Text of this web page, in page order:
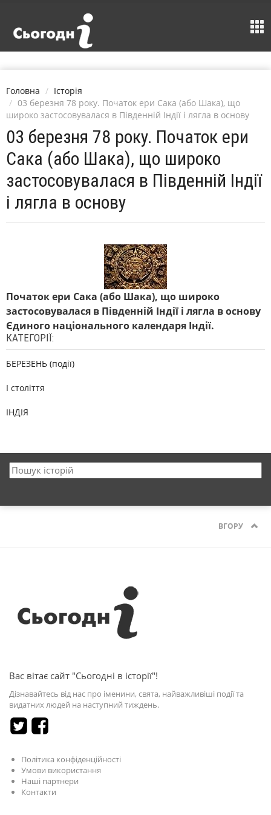
Головна
Історія
03 березня 78 року. Початок ери Сака (або Шака), що
широко застосовувалася в Південній Індії і лягла в основу
03 березня 78 року. Початок ери
Сака (або Шака), що широко
застосовувалася в Південній Індії
і лягла в основу
Початок ери Сака (або Шака), що широко
застосовувалася в Південній Індії і лягла в основу
Єдиного національного календаря Індії.
КАТЕГОРІЇ:
БЕРЕЗЕНЬ (події)
I століття
ІНДІЯ
ВГОРУ
Вас вітає сайт "Сьогодні в історії"!
Дізнавайтесь від нас про іменини, свята, найважливіші події та
видатних людей на наступний тиждень.
Політика конфіденційності
Умови використання
Наші партнери
Контакти